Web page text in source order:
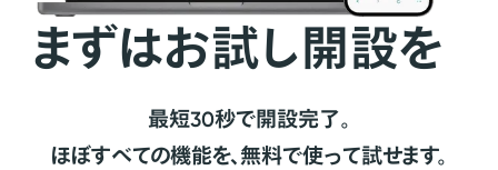
まずはお試し開設を
最短30秒で開設完了。
ほぼすべての機能を、無料で使って試せます。